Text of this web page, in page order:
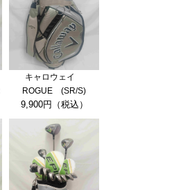
キャロウェイ
ROGUE (SR/S)
9,900円（税込）